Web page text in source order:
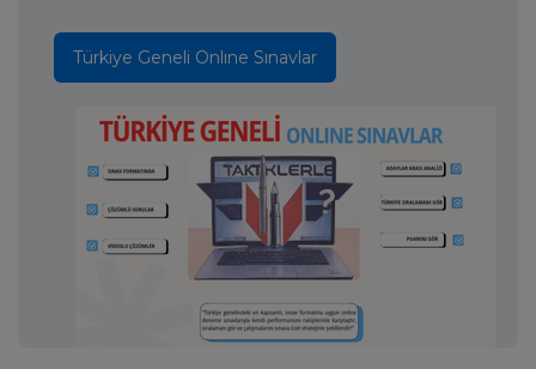
Türkiye Geneli Onlıne Sınavlar